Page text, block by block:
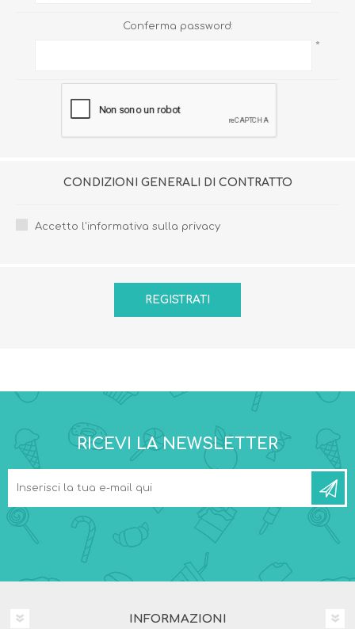
Conferma password:
*
CONDIZIONI GENERALI DI CONTRATTO
Accetto l'informativa sulla privacy
RICEVI LA NEWSLETTER
INFORMAZIONI